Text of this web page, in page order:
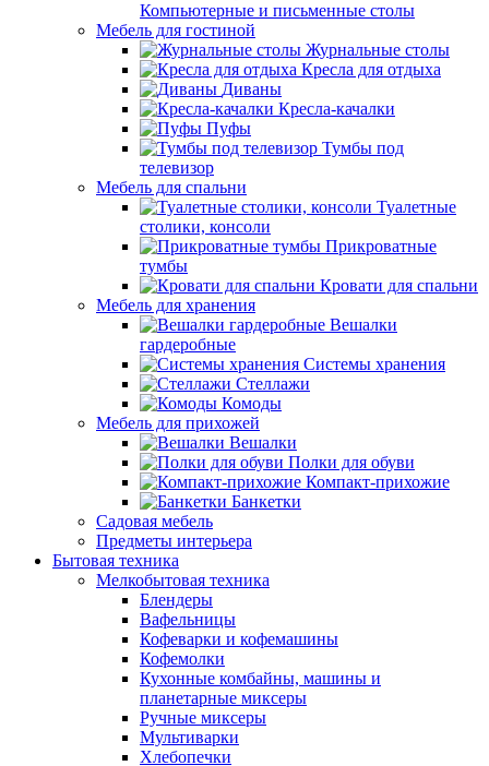
Компьютерные и письменные столы
Мебель для гостиной
Журнальные столы
Кресла для отдыха
Диваны
Кресла-качалки
Пуфы
Тумбы под
телевизор
Мебель для спальни
Туалетные
столики, консоли
Прикроватные
тумбы
Кровати для спальни
Мебель для хранения
Вешалки
гардеробные
Системы хранения
Стеллажи
Комоды
Мебель для прихожей
Вешалки
Полки для обуви
Компакт-прихожие
Банкетки
Садовая мебель
Предметы интерьера
Бытовая техника
Мелкобытовая техника
Блендеры
Вафельницы
Кофеварки и кофемашины
Кофемолки
Кухонные комбайны, машины и
планетарные миксеры
Ручные миксеры
Мультиварки
Хлебопечки